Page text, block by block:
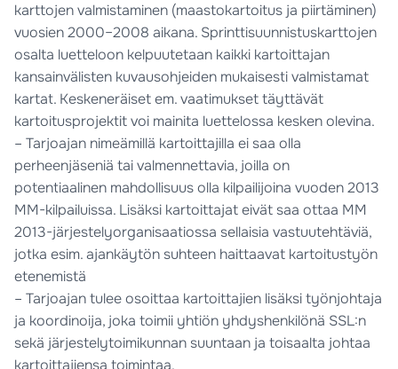
karttojen valmistaminen (maastokartoitus ja piirtäminen)
vuosien 2000–2008 aikana. Sprinttisuunnistuskarttojen
osalta luetteloon kelpuutetaan kaikki kartoittajan
kansainvälisten kuvausohjeiden mukaisesti valmistamat
kartat. Keskeneräiset em. vaatimukset täyttävät
kartoitusprojektit voi mainita luettelossa kesken olevina.
– Tarjoajan nimeämillä kartoittajilla ei saa olla
perheenjäseniä tai valmennettavia, joilla on
potentiaalinen mahdollisuus olla kilpailijoina vuoden 2013
MM-kilpailuissa. Lisäksi kartoittajat eivät saa ottaa MM
2013-järjestelyorganisaatiossa sellaisia vastuutehtäviä,
jotka esim. ajankäytön suhteen haittaavat kartoitustyön
etenemistä
– Tarjoajan tulee osoittaa kartoittajien lisäksi työnjohtaja
ja koordinoija, joka toimii yhtiön yhdyshenkilönä SSL:n
sekä järjestelytoimikunnan suuntaan ja toisaalta johtaa
kartoittajiensa toimintaa.